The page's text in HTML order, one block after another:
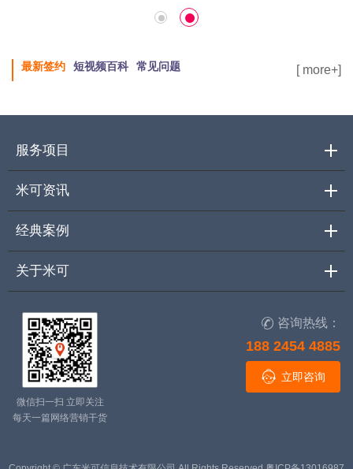
最新签约 短视频百科 常见问题 [ more+]
服务项目
米可资讯
经典案例
关于米可
微信扫一扫 立即关注
每天一篇网络营销干货
 咨询热线：
188 2454 4885
 立即咨询